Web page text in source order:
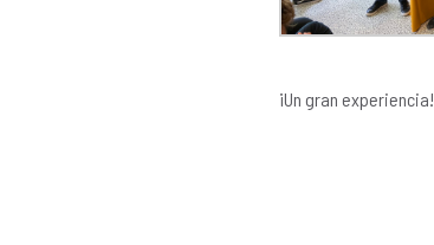
¡Un gran experiencia!